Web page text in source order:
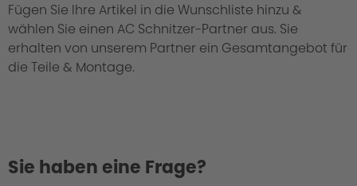
Fügen Sie Ihre Artikel in die Wunschliste hinzu &
wählen Sie einen AC Schnitzer-Partner aus. Sie
erhalten von unserem Partner ein Gesamtangebot für
die Teile & Montage.
Sie haben eine Frage?